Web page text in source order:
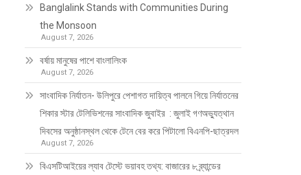
Banglalink Stands with Communities During
the Monsoon
August 7, 2026
বর্ষায় মানুষের পাশে বাংলালিংক
August 7, 2026
সাংবাদিক নির্যাতন- উলিপুরে পেশাগত দায়িত্ব পালনে গিয়ে নির্যাতনের
শিকার স্টার টেলিভিশনের সাংবাদিক জুবাইর : জুলাই গণঅভ্যুত্থান
দিবসের অনুষ্ঠানস্থল থেকে টেনে বের করে পিটালো বিএনপি-ছাত্রদল
August 7, 2026
বিএসটিআইয়ের ল্যাব টেস্টে ভয়াবহ তথ্য: বাজারের ৮ ব্র্যান্ডের